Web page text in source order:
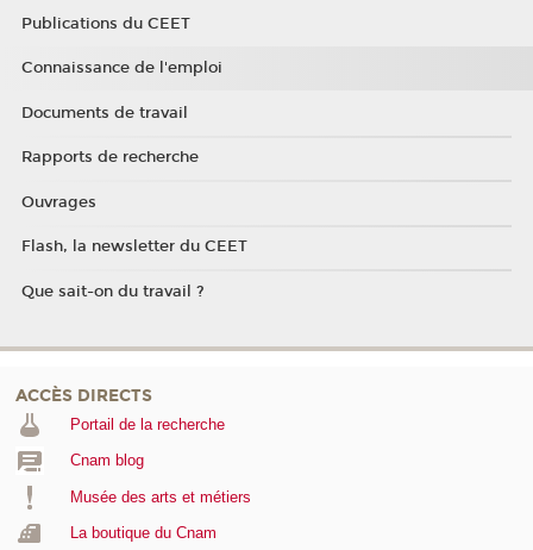
Publications du CEET
Connaissance de l'emploi
Documents de travail
Rapports de recherche
Ouvrages
Flash, la newsletter du CEET
Que sait-on du travail ?
ACCÈS DIRECTS
Portail de la recherche
Cnam blog
Musée des arts et métiers
La boutique du Cnam